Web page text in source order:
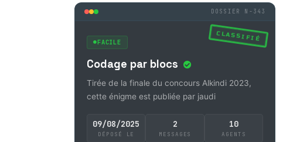
DOSSIER N-343
CLASSIFIÉ
FACILE
Codage par blocs
Tirée de la finale du concours Alkindi 2023,
cette énigme est publiée par jaudi
09/08/2025
DÉPOSÉ LE
2
MESSAGES
10
AGENTS